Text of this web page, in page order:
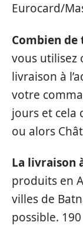
Eurocard/
Combien
vous utilisez
livraison à
votre
jours et cela
ou alors
La livraison
produits en
villes de
possible.